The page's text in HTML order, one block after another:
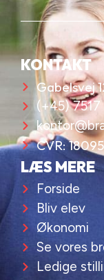
KONTAKT
Gabelsvej
(+45)
CVR:
LÆS MERE
Forside
Bliv elev
Økonomi
Se vores
Ledige